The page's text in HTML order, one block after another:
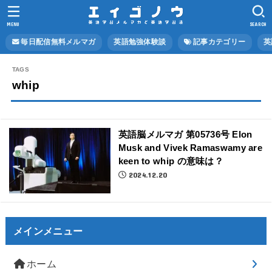
毎日配信無料メルマガ 英語勉強体験談 記事カテゴリー
SEARCH
MENU
whip
英語脳メルマガ 第05736号 Elon
Musk and Vivek Ramaswamy are
keen to whip の意味は？
2024.12.20
メインメニュー
ホーム